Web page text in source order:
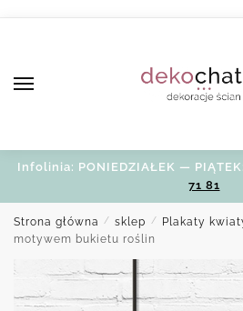
Infolinia: PONIEDZIAŁEK —
71 81
Strona główna / sklep / Plakaty
motywem bukietu roślin